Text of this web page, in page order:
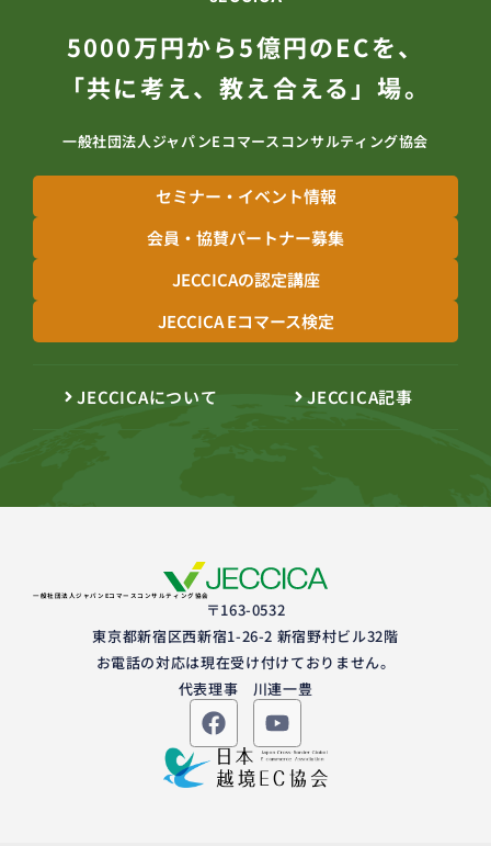
5000万円から5億円のECを、
「共に考え、教え合える」場。
一般社団法人ジャパンEコマースコンサルティング協会
セミナー・イベント情報
会員・協賛パートナー募集
JECCICAの認定講座
JECCICA Eコマース検定
JECCICAについて JECCICA記事
一般社団法人ジャパンEコマースコンサルティング協会
〒163-0532
東京都新宿区西新宿1-26-2 新宿野村ビル32階
お電話の対応は現在受け付けておりません。
代表理事 川連一豊